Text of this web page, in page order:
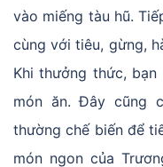
vào miếng tàu hũ.
cùng với tiêu, gừng,
Khi thưởng thức,
món ăn. Đây cũng
thường chế biến để
món ngon của